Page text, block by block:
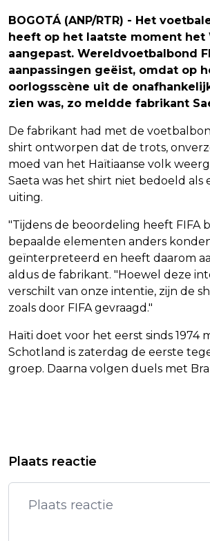
BOGOTÁ (ANP/RTR) - Het
heeft op het laatste moment het
aangepast. Wereldvoetbalbond
aanpassingen geëist, omdat op
oorlogsscène uit de
zien was, zo meldde fabrikant
De fabrikant had met de
shirt ontworpen dat de trots,
moed van het Haïtiaanse volk
Saeta was het shirt niet bedoeld als
uiting.
"Tijdens de beoordeling heeft FIFA
bepaalde elementen anders
geïnterpreteerd en heeft daarom
aldus de fabrikant. "Hoewel deze
verschilt van onze intentie, zijn de
zoals door FIFA gevraagd."
Haïti doet voor het eerst sinds 1974
Schotland is zaterdag de eerste
groep. Daarna volgen duels met
NU VRIJWEL
JOOST KLEIN ZEGT POOLSE
CONCERTEN AF OM
REDENEN
Plaats reactie